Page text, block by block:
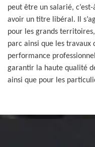
peut être un salarié,
avoir un titre libéral. Il
pour les grands
parc ainsi que les
performance
garantir la haute qualité
ainsi que pour les